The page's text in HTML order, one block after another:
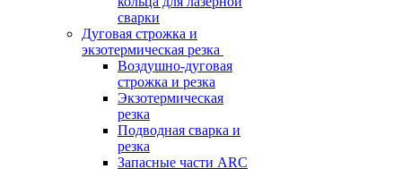
сварки
Дуговая строжка и
экзотермическая резка
Воздушно-дуговая
строжка и резка
Экзотермическая
резка
Подводная сварка и
резка
Запасные части ARC